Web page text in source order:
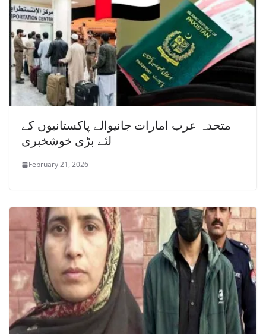
متحدہ عرب امارات جانیوالے پاکستانیوں کے
لئے بڑی خوشخبری
February 21, 2026